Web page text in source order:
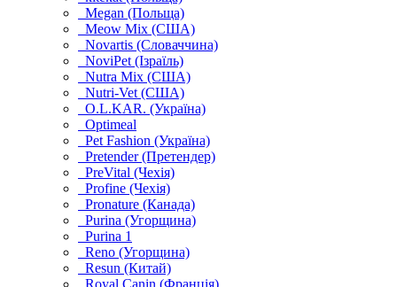
Megan (Польща)
Meow Mix (США)
Novartis (Словаччина)
NoviPet (Ізраїль)
Nutra Mix (США)
Nutri-Vet (США)
O.L.KAR. (Україна)
Optimeal
Pet Fashion (Україна)
Pretender (Претендер)
PreVital (Чехія)
Profine (Чехія)
Pronature (Канада)
Purina (Угорщина)
Purina 1
Reno (Угорщина)
Resun (Китай)
Royal Canin (Франція)